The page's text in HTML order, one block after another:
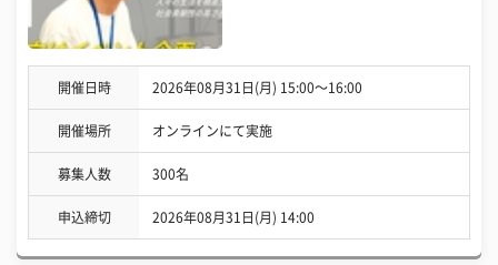
開催日時 2026年08月31日(月) 15:00〜16:00
開催場所 オンラインにて実施
募集人数 300名
申込締切 2026年08月31日(月) 14:00